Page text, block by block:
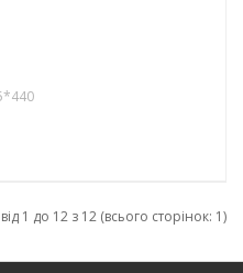
1 до 12 з 12 (всього сторінок: 1)